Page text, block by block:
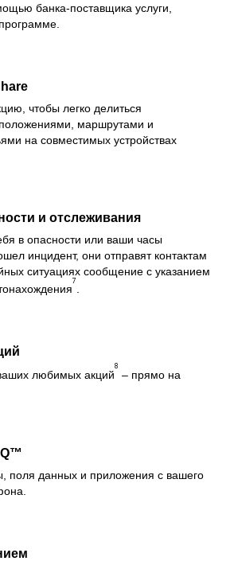
банка-поставщика услуги,
чтобы легко делиться
маршрутами и
на совместимых устройствах
и отслеживания
в опасности или ваши часы
инцидент, они отправят контактам
ситуациях сообщение с указанием
7
.
любимых акций
8
– прямо на
поля данных и приложения с вашего